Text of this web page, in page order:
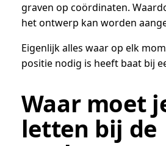
graven op coördinaten.
het ontwerp kan worden
Eigenlijk alles waar op elk
positie nodig is heeft baat bij
Waar moet
letten bij de